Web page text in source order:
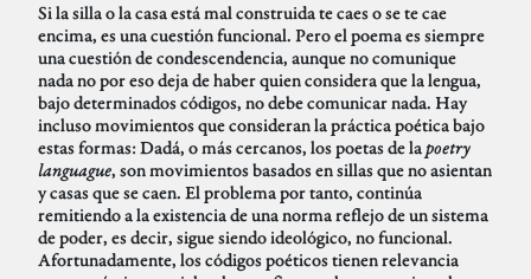
Si la silla o la casa está mal construida te caes o se te cae
encima, es una cuestión funcional. Pero el poema es siempre
una cuestión de condescendencia, aunque no comunique
nada no por eso deja de haber quien considera que la lengua,
bajo determinados códigos, no debe comunicar nada. Hay
incluso movimientos que consideran la práctica poética bajo
estas formas: Dadá, o más cercanos, los poetas de lapoetry
languague, son movimientos basados en sillas que no asientan
y casas que se caen. El problema por tanto, continúa
remitiendo a la existencia de una norma reflejo de un sistema
de poder, es decir, sigue siendo ideológico, no funcional.
Afortunadamente, los códigos poéticos tienen relevancia